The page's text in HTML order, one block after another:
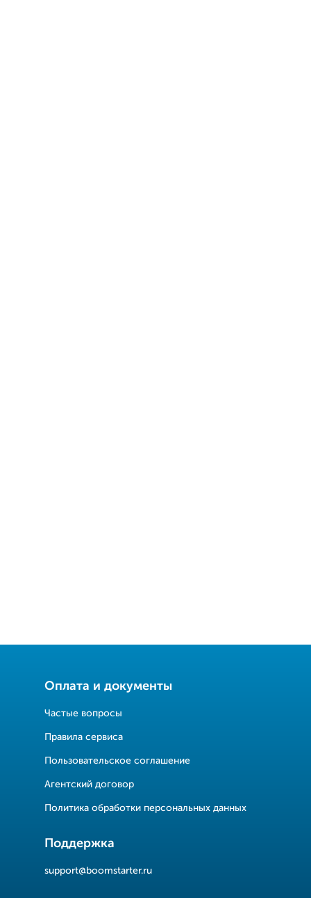
Оплата и документы
Частые вопросы
Правила сервиса
Пользовательское соглашение
Агентский договор
Политика обработки персональных данных
Поддержка
support@boomstarter.ru